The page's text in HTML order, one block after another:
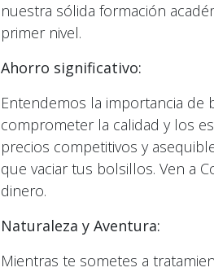
nuestra sólida formación
primer nivel.
Ahorro significativo:
Entendemos la importancia de
comprometer la calidad y los
precios competitivos y
que vaciar tus bolsillos. Ven a
dinero.
Naturaleza y Aventura:
Mientras te sometes a